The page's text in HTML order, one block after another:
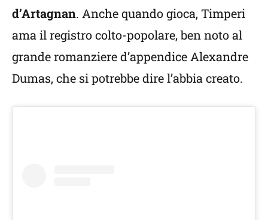
d’Artagnan. Anche quando gioca, Timperi
ama il registro colto-popolare, ben noto al
grande romanziere d’appendice Alexandre
Dumas, che si potrebbe dire l’abbia creato.